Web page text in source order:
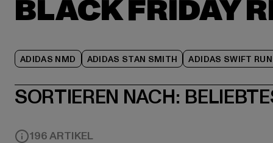
BLACK FRIDAY
ADIDAS NMD ADIDAS STAN SMITH ADIDAS SWIFT RUN
SORTIEREN NACH:
196 ARTIKEL